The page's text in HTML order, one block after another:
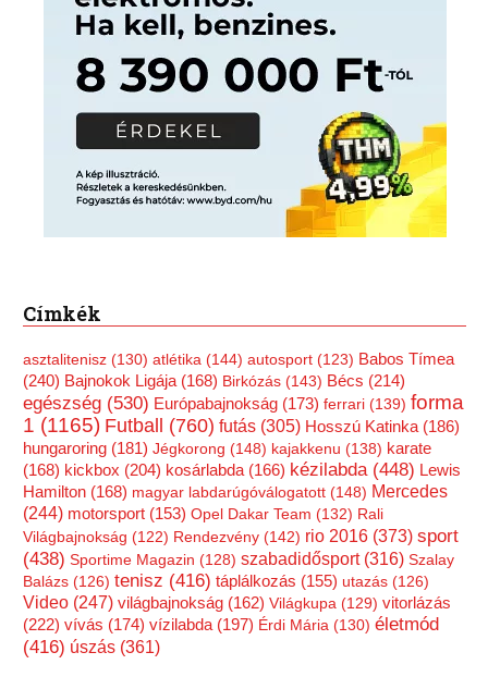
Címkék
asztalitenisz (130) atlétika (144) autosport (123) Babos Tímea
(240) Bajnokok Ligája (168) Birkózás (143) Bécs (214)
egészség (530) Európabajnokság (173) ferrari (139) forma
1 (1165) Futball (760) futás (305) Hosszú Katinka (186)
hungaroring (181) Jégkorong (148) kajakkenu (138) karate
(168) kickbox (204) kosárlabda (166) kézilabda(448) Lewis
Hamilton (168) magyar labdarúgóválogatott (148) Mercedes
(244) motorsport (153) Opel Dakar Team (132) Rali
Világbajnokság (122) Rendezvény (142) rio 2016 (373) sport
(438) Sportime Magazin (128) szabadidősport(316) Szalay
Balázs (126) tenisz (416) táplálkozás (155) utazás (126)
Video (247) világbajnokság (162) Világkupa (129) vitorlázás
(222) vívás (174) vízilabda (197) Érdi Mária (130) életmód
(416) úszás (361)